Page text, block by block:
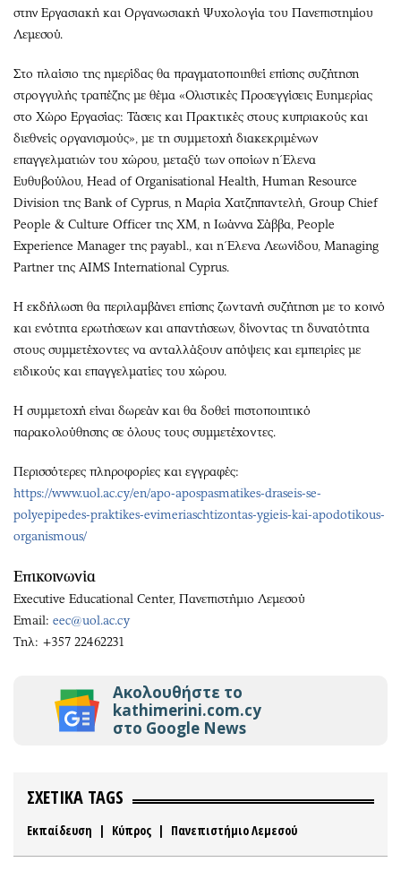
στην Εργασιακή και Οργανωσιακή Ψυχολογία του Πανεπιστημίου
Λεμεσού.
Στο πλαίσιο της ημερίδας θα πραγματοποιηθεί επίσης συζήτηση
στρογγυλής τραπέζης με θέμα «Ολιστικές Προσεγγίσεις Ευημερίας
στο Χώρο Εργασίας: Τάσεις και Πρακτικές στους κυπριακούς και
διεθνείς οργανισμούς», με τη συμμετοχή διακεκριμένων
επαγγελματιών του χώρου, μεταξύ των οποίων η Έλενα
Ευθυβούλου, Head of Organisational Health, Human Resource
Division της Bank of Cyprus, η Μαρία Χατζηπαντελή, Group Chief
People & Culture Officer της XM, η Ιωάννα Σάββα, People
Experience Manager της payabl., και η Έλενα Λεωνίδου, Managing
Partner της AIMS International Cyprus.
Η εκδήλωση θα περιλαμβάνει επίσης ζωντανή συζήτηση με το κοινό
και ενότητα ερωτήσεων και απαντήσεων, δίνοντας τη δυνατότητα
στους συμμετέχοντες να ανταλλάξουν απόψεις και εμπειρίες με
ειδικούς και επαγγελματίες του χώρου.
Η συμμετοχή είναι δωρεάν και θα δοθεί πιστοποιητικό
παρακολούθησης σε όλους τους συμμετέχοντες.
Περισσότερες πληροφορίες και εγγραφές:
https://www.uol.ac.cy/en/apo-apospasmatikes-draseis-se-
polyepipedes-praktikes-evimeriaschtizontas-ygieis-kai-apodotikous-
organismous/
Επικοινωνία
Executive Educational Center, Πανεπιστήμιο Λεμεσού
Email: eec@uol.ac.cy
Τηλ: +357 22462231
Ακολουθήστε το
kathimerini.com.cy
στο Google News
ΣΧΕΤΙΚΑ TAGS
Εκπαίδευση | Κύπρος | Πανεπιστήμιο Λεμεσού